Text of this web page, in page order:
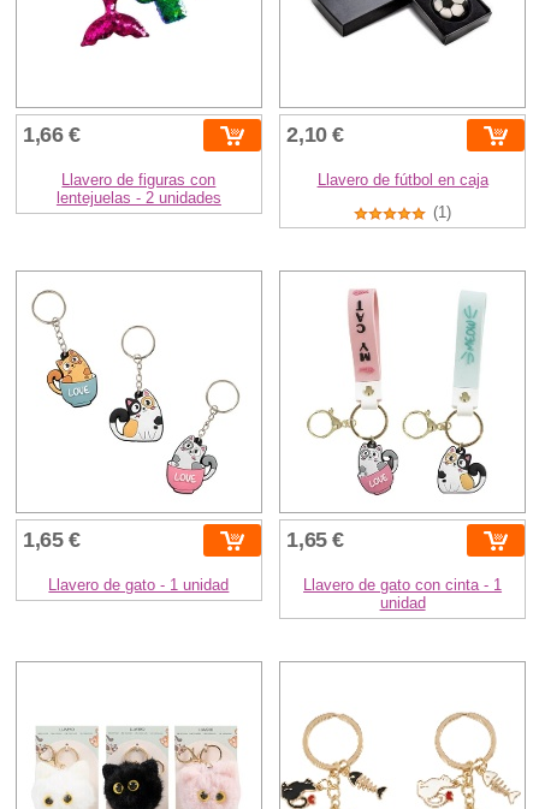
1,66 €
Llavero de figuras con
lentejuelas - 2 unidades
2,10 €
Llavero de fútbol en caja
(1)
1,65 €
Llavero de gato - 1 unidad
1,65 €
Llavero de gato con cinta - 1
unidad